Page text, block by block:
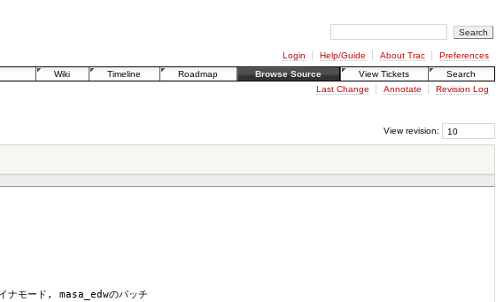
Login Help/Guide About Trac
Preferences
Wiki
Timeline Roadmap Browse Source View Tickets
Search
Last Change
Annotate Revision Log
View revision:
ード, masa_edwのパッチ